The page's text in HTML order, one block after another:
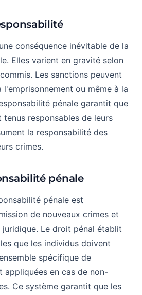
conséquence inévitable de la
Elles varient en gravité selon
Les sanctions peuvent
l'emprisonnement ou même à la
pénale garantit que
tenus responsables de leurs
la responsabilité des
crimes.
pénale
pénale est
de nouveaux crimes et
Le droit pénal établit
que les individus doivent
spécifique de
appliquées en cas de non-
Ce système garantit que les